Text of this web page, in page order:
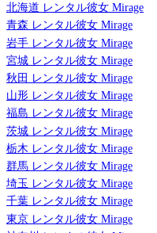
北海道 レンタル彼女 Mirage
青森 レンタル彼女 Mirage
岩手 レンタル彼女 Mirage
宮城 レンタル彼女 Mirage
秋田 レンタル彼女 Mirage
山形 レンタル彼女 Mirage
福島 レンタル彼女 Mirage
茨城 レンタル彼女 Mirage
栃木 レンタル彼女 Mirage
群馬 レンタル彼女 Mirage
埼玉 レンタル彼女 Mirage
千葉 レンタル彼女 Mirage
東京 レンタル彼女 Mirage